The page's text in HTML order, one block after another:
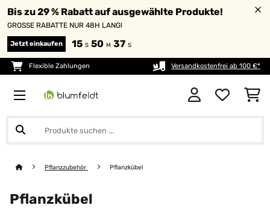
Bis zu 29 % Rabatt auf ausgewählte Produkte!
GROSSE RABATTE NUR 48H LANG!
Jetzt einkaufen 15 S 50 M 36 S
Flexible Zahlungen Versandkostenfrei ab 100 €*
Pflanzzubehör Pflanzkübel
Pflanzkübel